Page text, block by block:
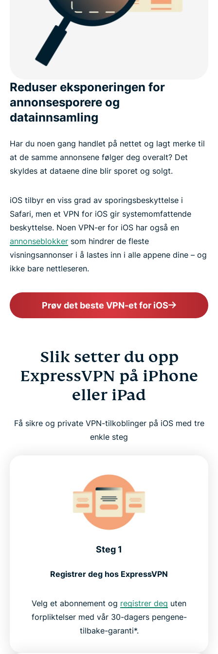
Reduser eksponeringen for
annonsesporere og
datainnsamling
Har du noen gang handlet på nettet og lagt merke til
at de samme annonsene følger deg overalt? Det
skyldes at dataene dine blir sporet og solgt.
iOS tilbyr en viss grad av sporingsbeskyttelse i
Safari, men et VPN for iOS gir systemomfattende
beskyttelse. Noen VPN-er for iOS har også en
annonseblokker som hindrer de fleste
visningsannonser i å lastes inn i alle appene dine – og
ikke bare nettleseren.
Prøv det beste VPN-et for iOS
Slik setter du opp
ExpressVPN på iPhone
eller iPad
Få sikre og private VPN-tilkoblinger på iOS med tre
enkle steg
Steg 1
Registrer deg hos ExpressVPN
Velg et abonnement og registrer deg uten
forpliktelser med vår 30-dagers pengene-
tilbake-garanti*.